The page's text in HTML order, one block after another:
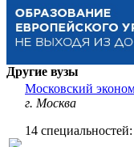
Другие вузы
Московский
г. Москва
14